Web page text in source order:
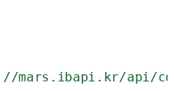
mars.ibapi.kr/api/